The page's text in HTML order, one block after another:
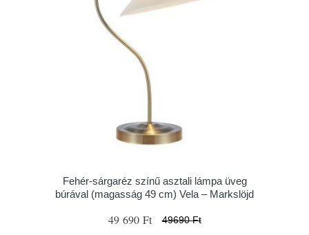
Fehér-sárgaréz színű asztali lámpa üveg
búrával (magasság 49 cm) Vela – Markslöjd
49 690 Ft 49690 Ft